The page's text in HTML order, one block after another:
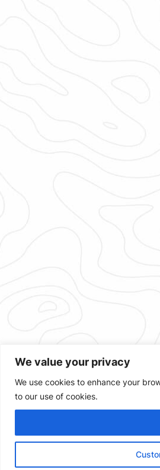
We value your privacy
We use cookies to enhance your
to our use of cookies.